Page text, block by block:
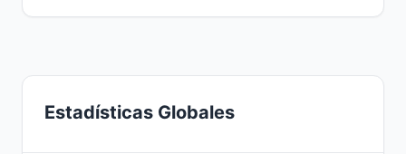
Estadísticas Globales